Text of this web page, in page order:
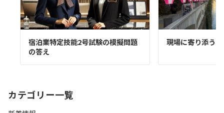
宿泊業特定技能2号試験の模擬問題
の答え
現場に寄り添う
カテゴリー一覧